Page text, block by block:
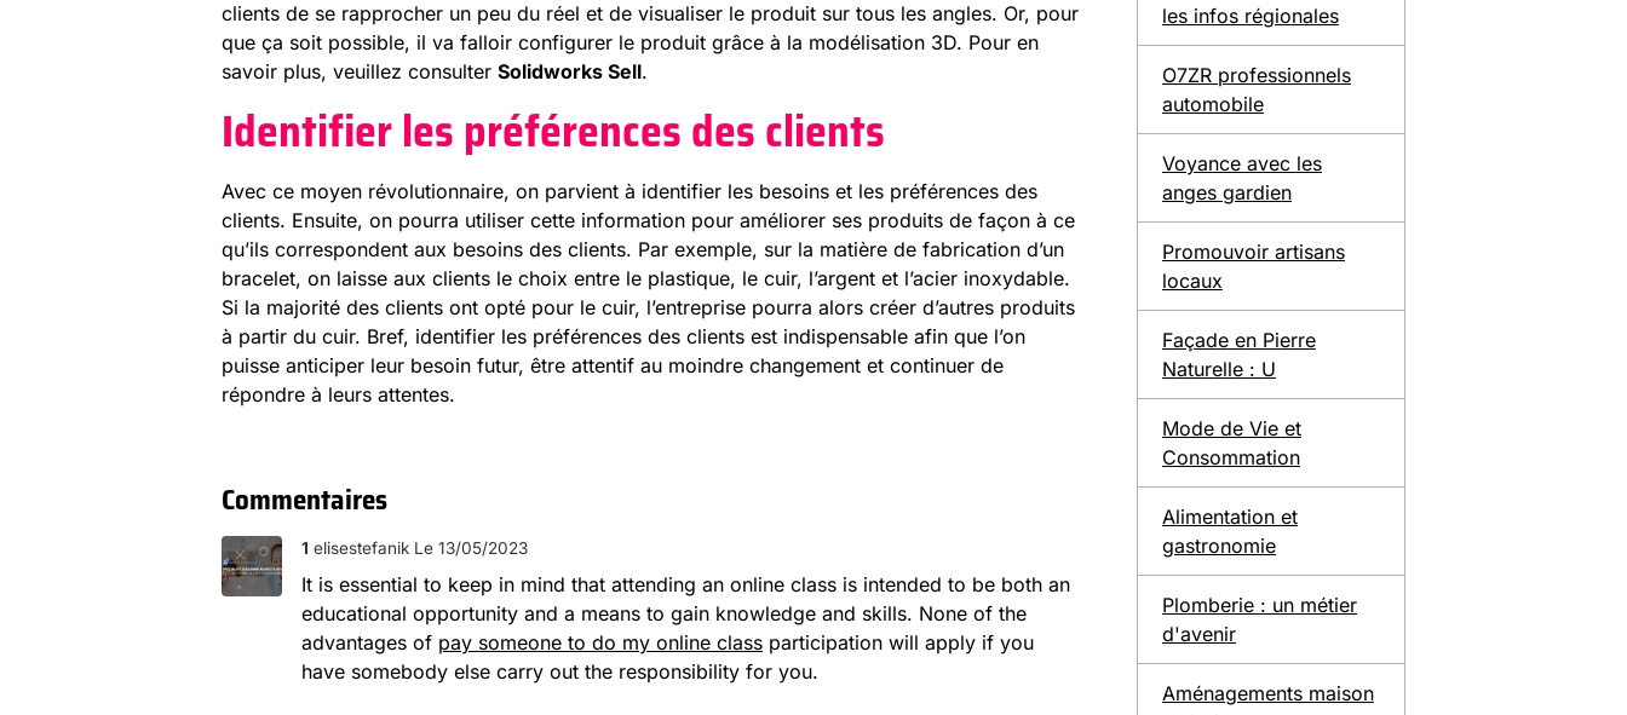
clients de se rapprocher un peu du réel et de visualiser le produit sur tous les angles. Or, pour
que ça soit possible, il va falloir configurer le produit grâce à la modélisation 3D. Pour en
savoir plus, veuillez consulter Solidworks Sell.
Identifier les préférences des clients
Avec ce moyen révolutionnaire, on parvient à identifier les besoins et les préférences des
clients. Ensuite, on pourra utiliser cette information pour améliorer ses produits de façon à ce
qu’ils correspondent aux besoins des clients. Par exemple, sur la matière de fabrication d’un
bracelet, on laisse aux clients le choix entre le plastique, le cuir, l’argent et l’acier inoxydable.
Si la majorité des clients ont opté pour le cuir, l’entreprise pourra alors créer d’autres produits
à partir du cuir. Bref, identifier les préférences des clients est indispensable afin que l’on
puisse anticiper leur besoin futur, être attentif au moindre changement et continuer de
répondre à leurs attentes.
Commentaires
1 elisestefanik Le 13/05/2023
It is essential to keep in mind that attending an online class is intended to be both an
educational opportunity and a means to gain knowledge and skills. None of the
advantages of pay someone to do my online class participation will apply if you
have somebody else carry out the responsibility for you.
les infos régionales
O7ZR professionnels
automobile
Voyance avec les
anges gardien
Promouvoir artisans
locaux
Façade en Pierre
Naturelle : U
Mode de Vie et
Consommation
Alimentation et
gastronomie
Plomberie : un métier
d'avenir
Aménagements maison